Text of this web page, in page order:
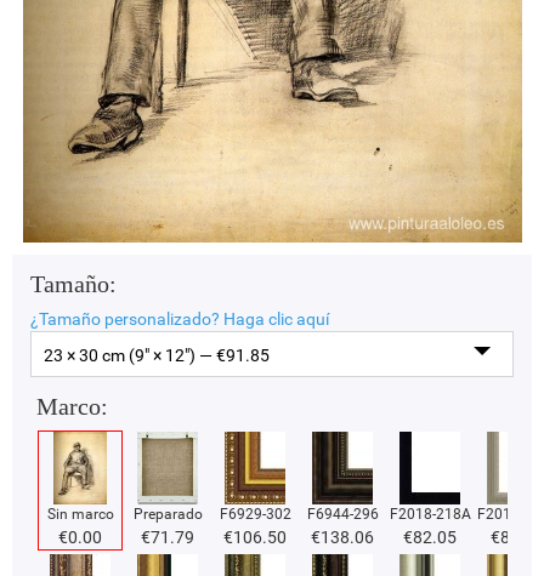
Tamaño:
¿Tamaño personalizado? Haga clic aquí
23 × 30 cm (9" × 12") — €91.85
Marco:
Sin marco
€0.00
Preparado
€71.79
F6929-302
€106.50
F6944-296
€138.06
F2018-218A
€82.05
F2018-
€82.05